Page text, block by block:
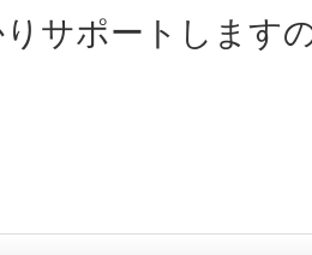
サポートします